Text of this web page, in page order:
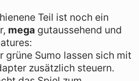
Teil ist noch ein
mega gutaussehend und
grüne Sumo lassen sich mit
zusätzlich steuern.